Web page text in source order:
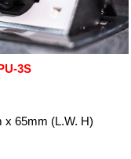
3S
x 65mm (L.W. H)